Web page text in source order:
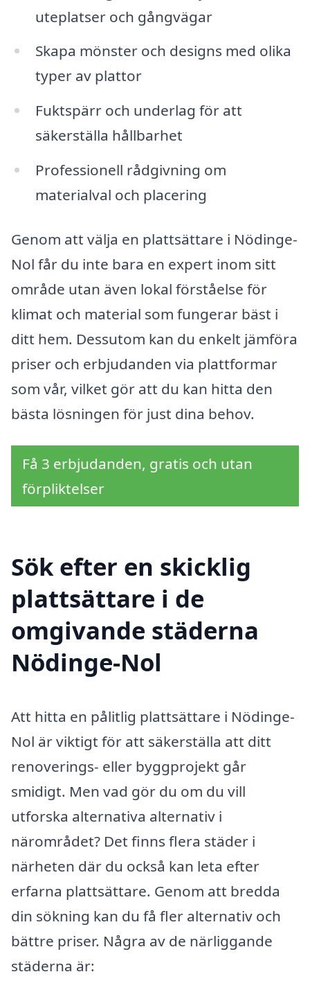
uteplatser och gångvägar
Skapa mönster och designs med olika
typer av plattor
Fuktspärr och underlag för att
säkerställa hållbarhet
Professionell rådgivning om
materialval och placering
Genom att välja en plattsättare i Nödinge-
Nol får du inte bara en expert inom sitt
område utan även lokal förståelse för
klimat och material som fungerar bäst i
ditt hem. Dessutom kan du enkelt jämföra
priser och erbjudanden via plattformar
som vår, vilket gör att du kan hitta den
bästa lösningen för just dina behov.
Få 3 erbjudanden, gratis och utan
förpliktelser
Sök efter en skicklig
plattsättare i de
omgivande städerna
Nödinge-Nol
Att hitta en pålitlig plattsättare i Nödinge-
Nol är viktigt för att säkerställa att ditt
renoverings- eller byggprojekt går
smidigt. Men vad gör du om du vill
utforska alternativa alternativ i
närområdet? Det finns flera städer i
närheten där du också kan leta efter
erfarna plattsättare. Genom att bredda
din sökning kan du få fler alternativ och
bättre priser. Några av de närliggande
städerna är: